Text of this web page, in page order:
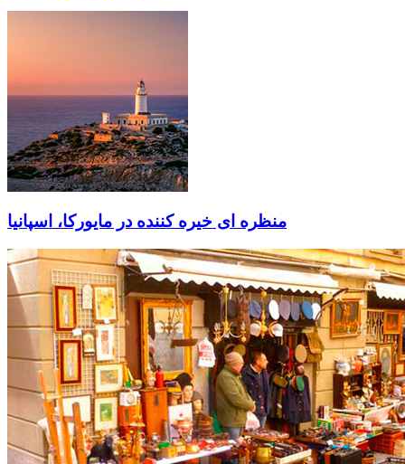
منظره ای خیره کننده در مایورکا، اسپانیا